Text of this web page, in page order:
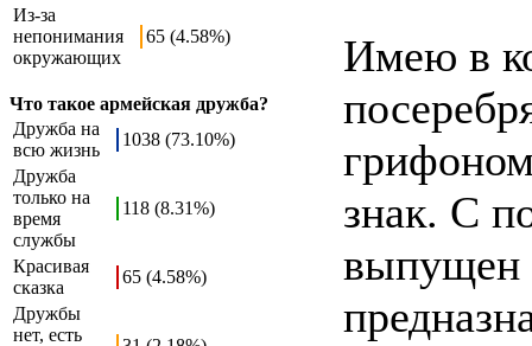
Из-за
непонимания
окружающих
65 (4.58%)
Что такое армейская дружба?
Дружба на
всю жизнь
1038 (73.10%)
Дружба
только на
время
службы
118 (8.31%)
Красивая
сказка
65 (4.58%)
Дружбы
нет, есть
Имею в
знак. С
выпущен